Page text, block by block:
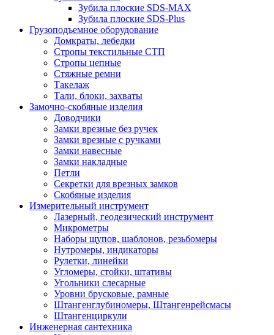
Зубила плоские SDS-MAX
Зубила плоские SDS-Plus
Грузоподъемное оборудование
Домкраты, лебедки
Стропы текстильные СТП
Стропы цепные
Стяжные ремни
Такелаж
Тали, блоки, захваты
Замочно-скобяные изделия
Доводчики
Замки врезные без ручек
Замки врезные с ручками
Замки навесные
Замки накладные
Петли
Секретки для врезных замков
Скобяные изделия
Измерительный инструмент
Лазерный, геодезический инструмент
Микрометры
Наборы щупов, шаблонов, резьбомеры
Нутромеры, индикаторы
Рулетки, линейки
Угломеры, стойки, штативы
Угольники слесарные
Уровни брусковые, рамные
Штангенглубиномеры, Штангенрейсмасы
Штангенциркули
Инженерная сантехника